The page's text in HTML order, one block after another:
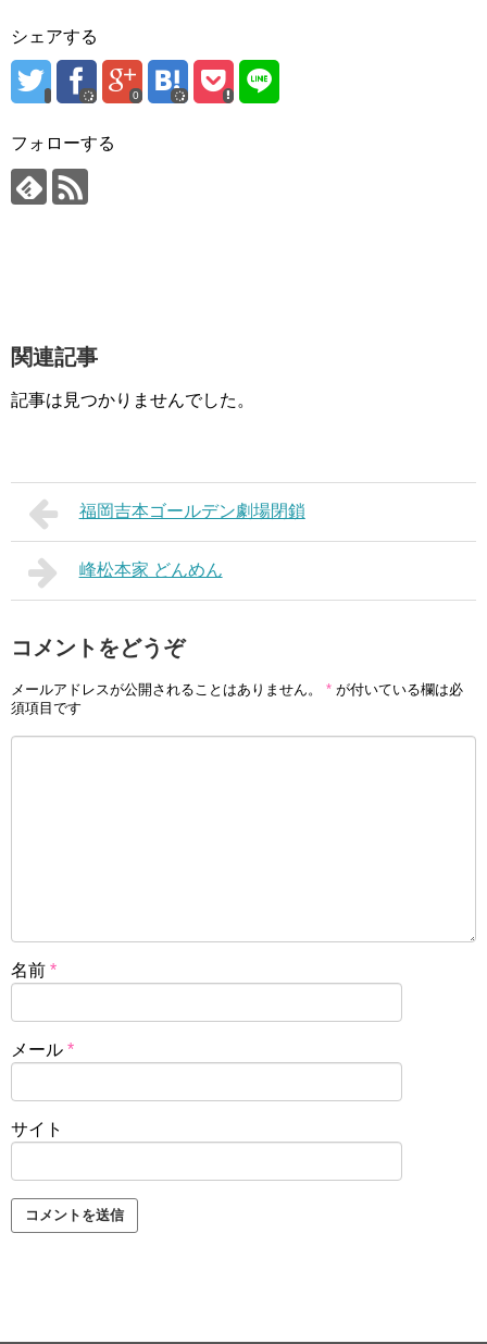
シェアする
0
フォローする
関連記事
記事は見つかりませんでした。
福岡吉本ゴールデン劇場閉鎖
峰松本家 どんめん
コメントをどうぞ
メールアドレスが公開されることはありません。 * が付いている欄は必
須項目です
名前 *
メール *
サイト